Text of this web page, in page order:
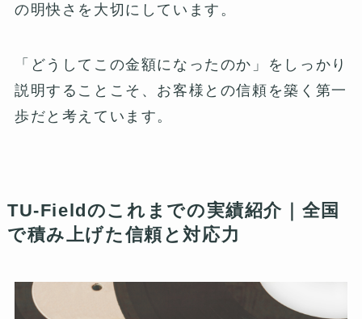
の明快さを大切にしています。
「どうしてこの金額になったのか」をしっかり
説明することこそ、お客様との信頼を築く第一
歩だと考えています。
TU-Fieldのこれまでの実績紹介｜全国
で積み上げた信頼と対応力